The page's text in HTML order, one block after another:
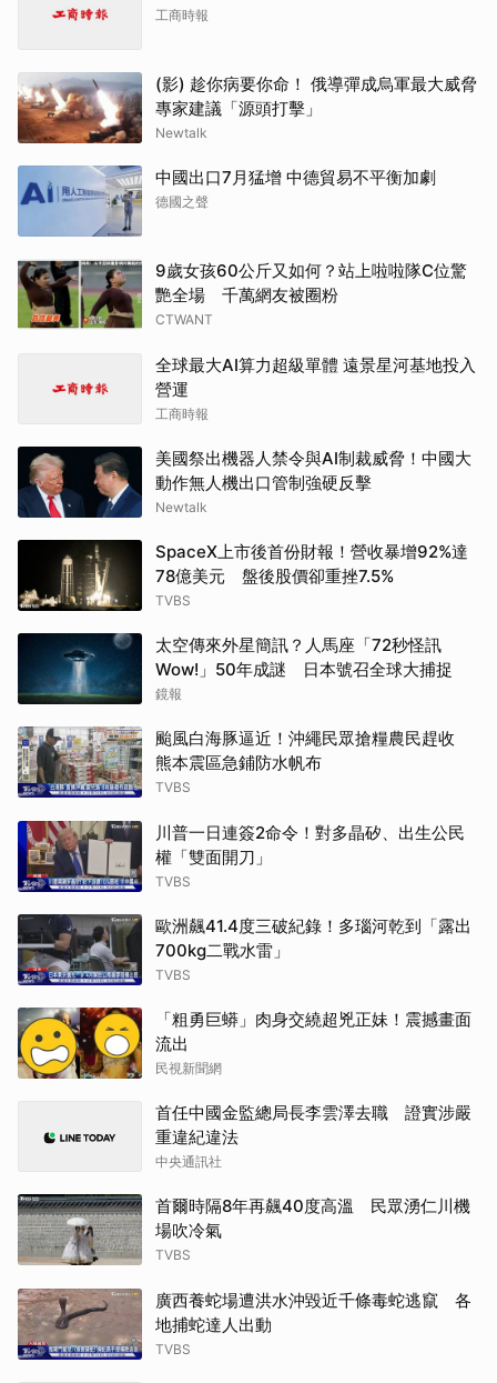
工商時報
(影) 趁你病要你命！ 俄導彈成烏軍最大威脅
專家建議「源頭打擊」
Newtalk
中國出口7月猛增 中德貿易不平衡加劇
德國之聲
9歲女孩60公斤又如何？站上啦啦隊C位驚
艷全場 千萬網友被圈粉
CTWANT
全球最大AI算力超級單體 遠景星河基地投入
營運
工商時報
美國祭出機器人禁令與AI制裁威脅！中國大
動作無人機出口管制強硬反擊
Newtalk
SpaceX上市後首份財報！營收暴增92%達
78億美元 盤後股價卻重挫7.5%
TVBS
太空傳來外星簡訊？人馬座「72秒怪訊
Wow!」50年成謎 日本號召全球大捕捉
鏡報
颱風白海豚逼近！沖繩民眾搶糧農民趕收
熊本震區急鋪防水帆布
TVBS
川普一日連簽2命令！對多晶矽、出生公民
權「雙面開刀」
TVBS
歐洲飆41.4度三破紀錄！多瑙河乾到「露出
700kg二戰水雷」
TVBS
「粗勇巨蟒」肉身交繞超兇正妹！震撼畫面
流出
民視新聞網
首任中國金監總局長李雲澤去職 證實涉嚴
重違紀違法
中央通訊社
首爾時隔8年再飆40度高溫 民眾湧仁川機
場吹冷氣
TVBS
廣西養蛇場遭洪水沖毀近千條毒蛇逃竄 各
地捕蛇達人出動
TVBS